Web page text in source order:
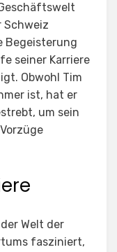
Schweiz
Begeisterung
seiner Karriere
Obwohl Tim
ist, hat er
um sein
Welt der
fasziniert,